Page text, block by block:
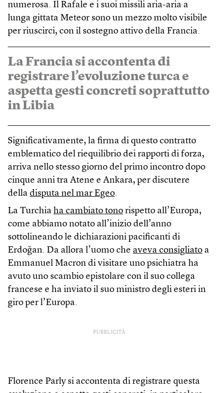
numerosa. Il Rafale e i suoi missili aria-aria a
lunga gittata Meteor sono un mezzo molto visibile
per riuscirci, con il sostegno attivo della Francia.
La Francia si accontenta di
registrare l’evoluzione turca e
aspetta gesti concreti soprattutto
in Libia
Significativamente, la firma di questo contratto
emblematico del riequilibrio dei rapporti di forza,
arriva nello stesso giorno del primo incontro dopo
cinque anni tra Atene e Ankara, per discutere
della disputa nel mar Egeo.
La Turchia ha cambiato tono rispetto all’Europa,
come abbiamo notato all’inizio dell’anno
sottolineando le dichiarazioni pacificanti di
Erdoğan. Da allora l’uomo che aveva consigliato a
Emmanuel Macron di visitare uno psichiatra ha
avuto uno scambio epistolare con il suo collega
francese e ha inviato il suo ministro degli esteri in
giro per l’Europa.
PUBBLICITÀ
Florence Parly si accontenta di registrare questa